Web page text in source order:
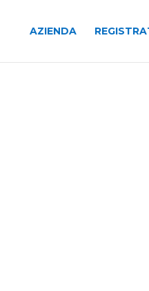
AZIENDA